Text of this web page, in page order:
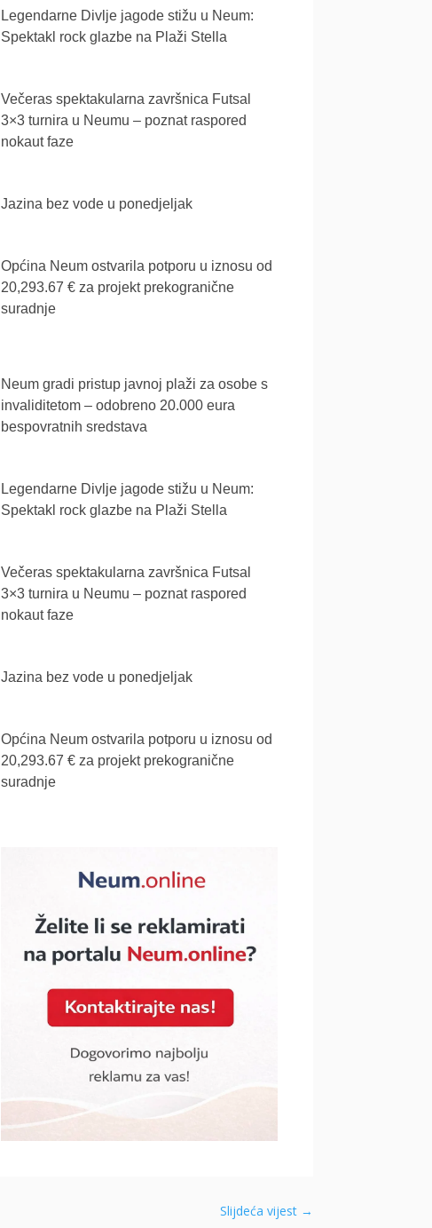
Legendarne Divlje jagode stižu u Neum:
Spektakl rock glazbe na Plaži Stella
Večeras spektakularna završnica Futsal
3×3 turnira u Neumu – poznat raspored
nokaut faze
Jazina bez vode u ponedjeljak
Općina Neum ostvarila potporu u iznosu od
20,293.67 € za projekt prekogranične
suradnje
Neum gradi pristup javnoj plaži za osobe s
invaliditetom – odobreno 20.000 eura
bespovratnih sredstava
Legendarne Divlje jagode stižu u Neum:
Spektakl rock glazbe na Plaži Stella
Večeras spektakularna završnica Futsal
3×3 turnira u Neumu – poznat raspored
nokaut faze
Jazina bez vode u ponedjeljak
Općina Neum ostvarila potporu u iznosu od
20,293.67 € za projekt prekogranične
suradnje
Slijdeća vijest→